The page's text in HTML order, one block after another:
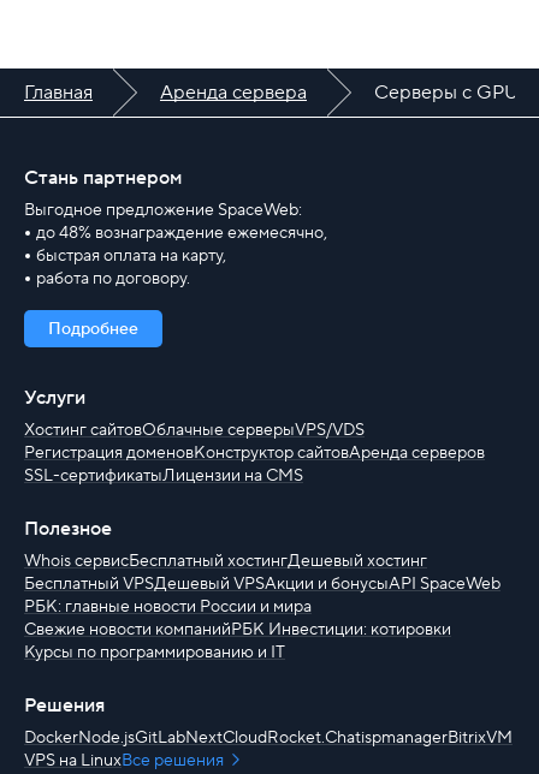
Главная Аренда сервера Серверы с GPU
Стань партнером
Выгодное предложение SpaceWeb:
до 48% вознаграждение ежемесячно,
быстрая оплата на карту,
работа по договору.
Подробнее
Услуги
Хостинг сайтовОблачные серверыVPS/VDS
Регистрация доменовКонструктор сайтовАренда серверов
SSL-сертификатыЛицензии на CMS
Полезное
Whois сервисБесплатный хостингДешевый хостинг
Бесплатный VPSДешевый VPSАкции и бонусыAPI SpaceWeb
РБК: главные новости России и мира
Свежие новости компанийРБК Инвестиции: котировки
Курсы по программированию и IT
Решения
DockerNode.jsGitLabNextCloudRocket.ChatispmanagerBitrixVM
VPS на LinuxВсе решения